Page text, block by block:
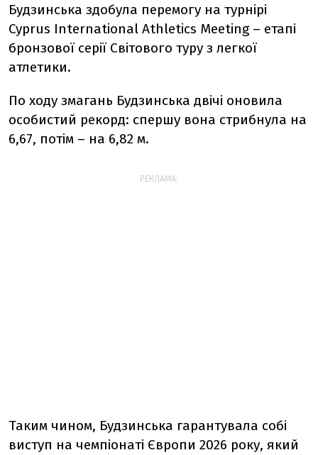
Будзинська здобула перемогу на турнірі
Cyprus International Athletics Meeting – етапі
бронзової серії Світового туру з легкої
атлетики.
По ходу змагань Будзинська двічі оновила
особистий рекорд: спершу вона стрибнула на
6,67, потім – на 6,82 м.
РЕКЛАМА:
Таким чином, Будзинська гарантувала собі
виступ на чемпіонаті Європи 2026 року, який